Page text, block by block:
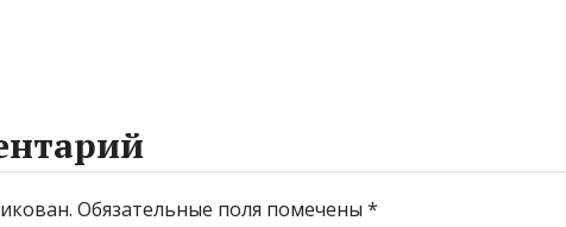
Обязательные поля помечены *